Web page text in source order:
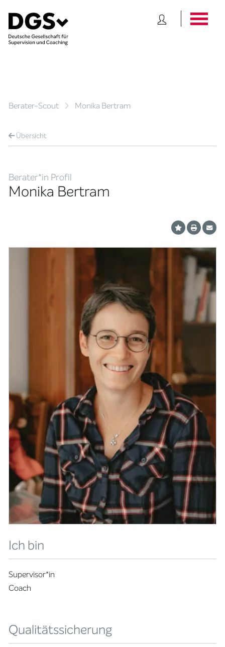
Berater-Scout Monika Bertram
Übersicht
Berater*in Profil
Monika Bertram
Ich bin
Supervisor*in
Coach
Qualitätssicherung